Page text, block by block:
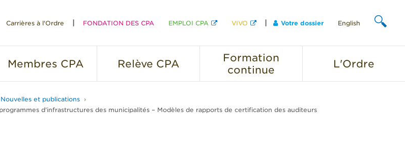
Carrières à l'Ordre FONDATION DES CPA EMPLOI CPA VIVO Votre dossier English
Membres CPA Relève CPA
Formation
continue
L'Ordre
Nouvelles et publications
d'infrastructures des municipalités – Modèles de rapports de certification des auditeurs